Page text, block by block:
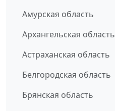
Амурская область
Архангельская область
Астраханская область
Белгородская область
Брянская область